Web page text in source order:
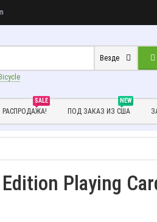
Везде
Bicycle
SALE
РАСПРОДАЖА!
NEW
ПОД ЗАКАЗ ИЗ США
Playing